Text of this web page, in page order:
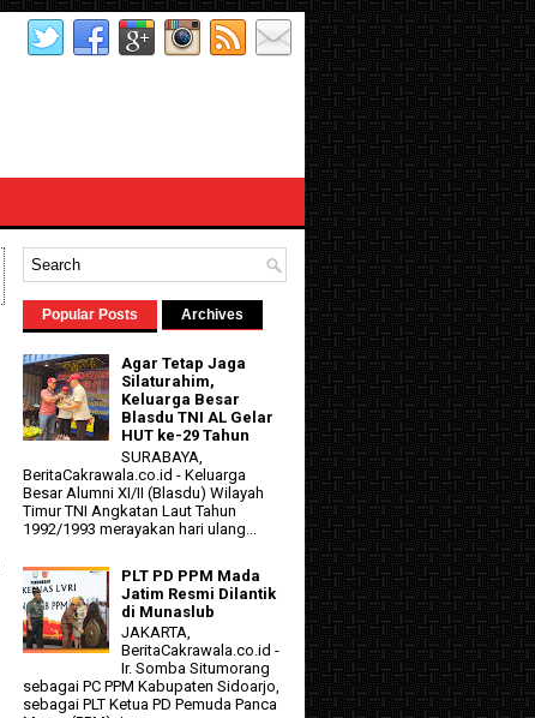
Popular Posts Archives
Agar Tetap Jaga
Silaturahim,
Keluarga Besar
Blasdu TNI AL Gelar
HUT ke-29 Tahun
SURABAYA,
BeritaCakrawala.co.id - Keluarga
Besar Alumni XI/II (Blasdu) Wilayah
Timur TNI Angkatan Laut Tahun
1992/1993 merayakan hari ulang...
PLT PD PPM Mada
Jatim Resmi Dilantik
di Munaslub
JAKARTA,
BeritaCakrawala.co.id -
Ir. Somba Situmorang
sebagai PC PPM Kabupaten Sidoarjo,
sebagai PLT Ketua PD Pemuda Panca